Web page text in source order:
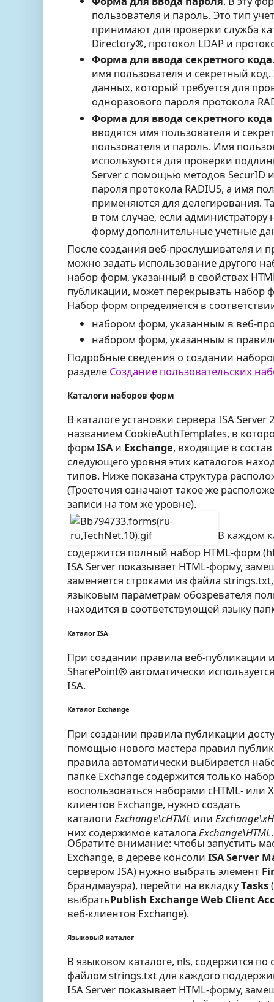
пользователя и пароль. Это тип
принимают для проверки служба
Directory®, протокол LDAP и
Форма для ввода секретного кода
имя пользователя и секретный
данных, который требуется для
одноразового пароля протокола
Форма для ввода секретного
вводятся имя пользователя и
пользователя и пароль. Имя
используются для проверки
Server с помощью методов SecurID
пароля протокола RADIUS, а имя
применяются для делегирования.
в том случае, если администратору
форму дополнительные учетные
После создания веб-прослушивателя и
можно задать использование другого
набор форм, указанный в свойствах
публикации, может перекрывать набор
Набор форм определяется в
набором форм, указанным в веб-
набором форм, указанным в
Подробные сведения о создании
разделе Создание пользовательских
Каталоги наборов форм
В каталоге установки сервера ISA Server
названием CookieAuthTemplates, в
форм ISAи Exchange, входящие в состав
следующего уровня этих каталогов
типов. Ниже показана структура
(Троеточия означают такое же
записи на том же уровне).
В каждом
содержится полный набор HTML-форм
ISA Server показывает HTML-форму,
заменяется строками из файла
языковым параметрам обозревателя
находится в соответствующей языку
Каталог ISA
При создании правила веб-публикации
SharePoint® автоматически
ISA.
Каталог Exchange
При создании правила публикации
помощью нового мастера правил
правила автоматически выбирается
папке Exchange содержится только
воспользоваться наборами cHTML- или
клиентов Exchange, нужно создать
каталоги Exchange\cHTML или
них содержимое каталога Exchange\HTML.
Обратите внимание: чтобы запустить
Exchange, в дереве консоли ISA Server
сервером ISA) нужно выбрать элемент
брандмауэра), перейти на вкладкуTasks
выбратьPublish Exchange Web Client
веб-клиентов Exchange).
Языковый каталог
В языковом каталоге, nls, содержится по
файлом strings.txt для каждого
ISA Server показывает HTML-форму,